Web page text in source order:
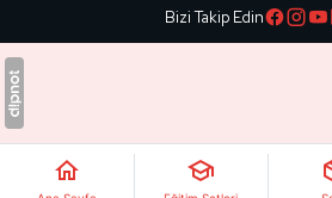
Bizi Takip Edin